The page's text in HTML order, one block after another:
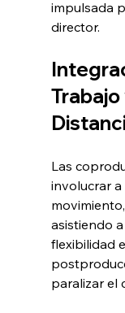
impulsada
director.
Trabajo
Las
involucrar
asistiendo
flexibilidad
paralizar el